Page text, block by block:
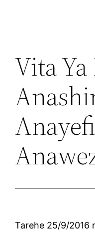
Vita
Tarehe 25/9/2016